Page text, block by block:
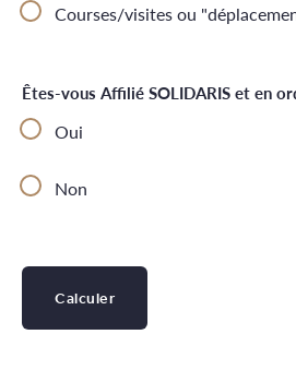
Courses/visites ou
Êtes-vous Affilié SOLIDARIS et en
Oui
Non